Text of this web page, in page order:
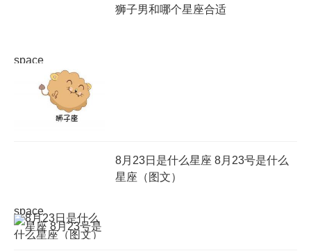
space
狮子男和哪个星座合适
space
8月23日是什么星座 8月23号是什么
星座（图文）